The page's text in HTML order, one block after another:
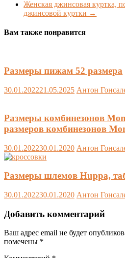
Женская джинсовая куртка,
джинсовой куртки →
Вам также понравится
Размеры пижам 52 размера
30.01.202221.05.2025 Антон
Размеры комбинезонов
размеров комбинезонов
30.01.202230.01.2020 Антон
Размеры шлемов Huppa,
30.01.202230.01.2020 Антон
Добавить комментарий
Ваш адрес email не будет
помечены *